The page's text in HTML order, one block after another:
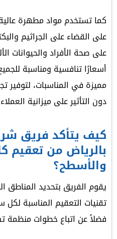
كما تستخدم مواد مطهرة عالية
على القضاء على الجراثيم
على صحة الأفراد والحيوانات
أسعارًا تنافسية ومناسبة
مميزة في المناسبات، لتوفير
دون التأثير على ميزانية
كيف يتأكد فريق
بالرياض من تعقيم
والأسطح؟
يقوم الفريق بتحديد المناطق
تقنيات التعقيم المناسبة
فضلاً عن اتباع خطوات منظمة